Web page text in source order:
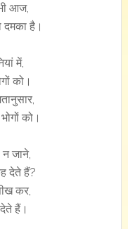
आज,
दमका है।
में,
को।
को।
न जाने,
देते हैं?
कर,
हैं।